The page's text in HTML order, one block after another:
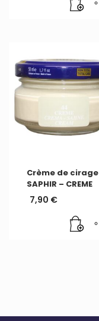
Crème de cirage
SAPHIR – CREME
7,90 €